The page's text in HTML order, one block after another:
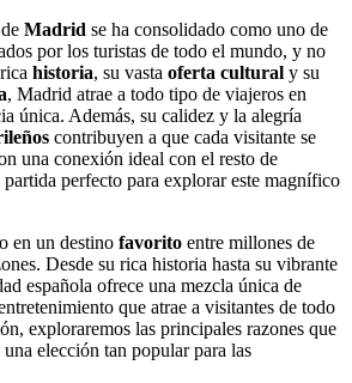
Madrid se ha consolidado como uno de
por los turistas de todo el mundo, y no
historia, su vasta oferta cultural y su
, Madrid atrae a todo tipo de viajeros en
única. Además, su calidez y la alegría
contribuyen a que cada visitante se
una conexión ideal con el resto de
partida perfecto para explorar este magnífico
en un destino favorito entre millones de
Desde su rica historia hasta su vibrante
española ofrece una mezcla única de
que atrae a visitantes de todo
exploraremos las principales razones que
elección tan popular para las